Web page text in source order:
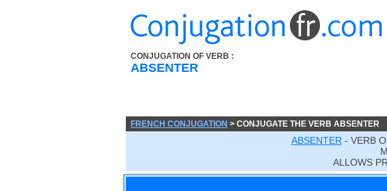
CONJUGATION OF VERB :
ABSENTER
FRENCH CONJUGATION > CONJUGATE THE VERB ABSENTER
ABSENTER - VERB
ALLOWS